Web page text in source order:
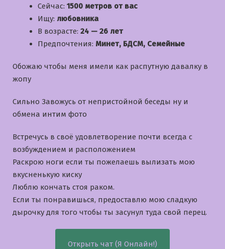
Сейчас: 1500 метров от вас
Ищу: любовника
В возрасте: 24 — 26 лет
Предпочтения: Минет, БДСМ, Семейные
Обожаю чтобы меня имели как распутную давалку в
жопу
Сильно Завожусь от непристойной беседы ну и
обмена интим фото
Встречусь в своё удовлетворение почти всегда с
возбуждением и расположением
Раскрою ноги если ты пожелаешь вылизать мою
вкусненькую киску
Люблю кончать стоя раком.
Если ты понравишься, предоставлю мою сладкую
дырочку для того чтобы ты засунул туда свой перец.
Открыть чат (Я Онлайн!)